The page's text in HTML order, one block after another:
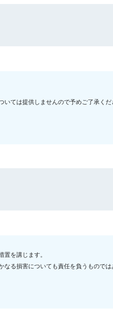
ては提供しませんので予めご了承くだ
を講じます。
る損害についても責任を負うものでは